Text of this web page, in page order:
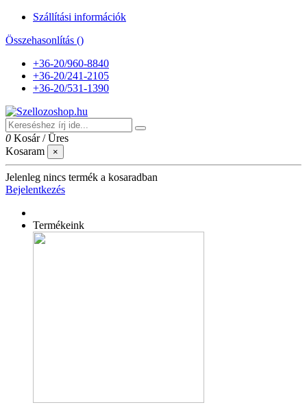
Szállítási információk
Összehasonlítás ()
+36-20/960-8840
+36-20/241-2105
+36-20/531-1390
0 Kosár /Üres
Kosaram
×
Jelenleg nincs termék a kosaradban
Bejelentkezés
Termékeink